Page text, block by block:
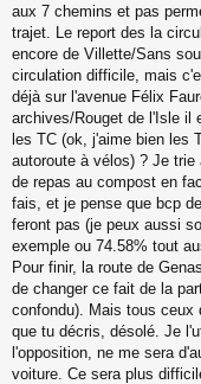
aux 7 chemins et pas
trajet. Le report des la
encore de Villette/Sans
circulation difficile, mais
déjà sur l'avenue Félix
archives/Rouget de l'Isle il
les TC (ok, j'aime bien les
autoroute à vélos) ? Je
de repas au compost en
fais, et je pense que bcp
feront pas (je peux aussi
exemple ou 74.58% tout
Pour finir, la route de
de changer ce fait de la
confondu). Mais tous ceux
que tu décris, désolé. Je
l'opposition, ne me sera
voiture. Ce sera plus